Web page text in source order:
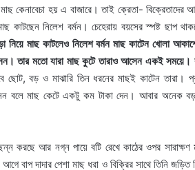
কেনাবেচা হয় এ বাজারে। তাই ক্রেতা-
কাটছেন নিলেশ বর্মন। চেহেরায় বয়সের স্পষ্ট ছাপ
মাছ কাটলেও নিলেশ বর্মন মাছ কাটেন খোলা
তার মতো যারা মাছ কুটে তারাও আসেন একই সময়ে।
ছোট, বড় ও মাঝারি তিন ধরনের মাছই কাটেন তারা।
বলে মাছ কেটে একটু কম টাকা দেন। আবার অনেক
করছে আর নগ্ন পায়ে বটি রেখে কাঠের ওপর
বাপ দাদার পেশা মাছ ধরা ও বিক্রির সাথে তিনি